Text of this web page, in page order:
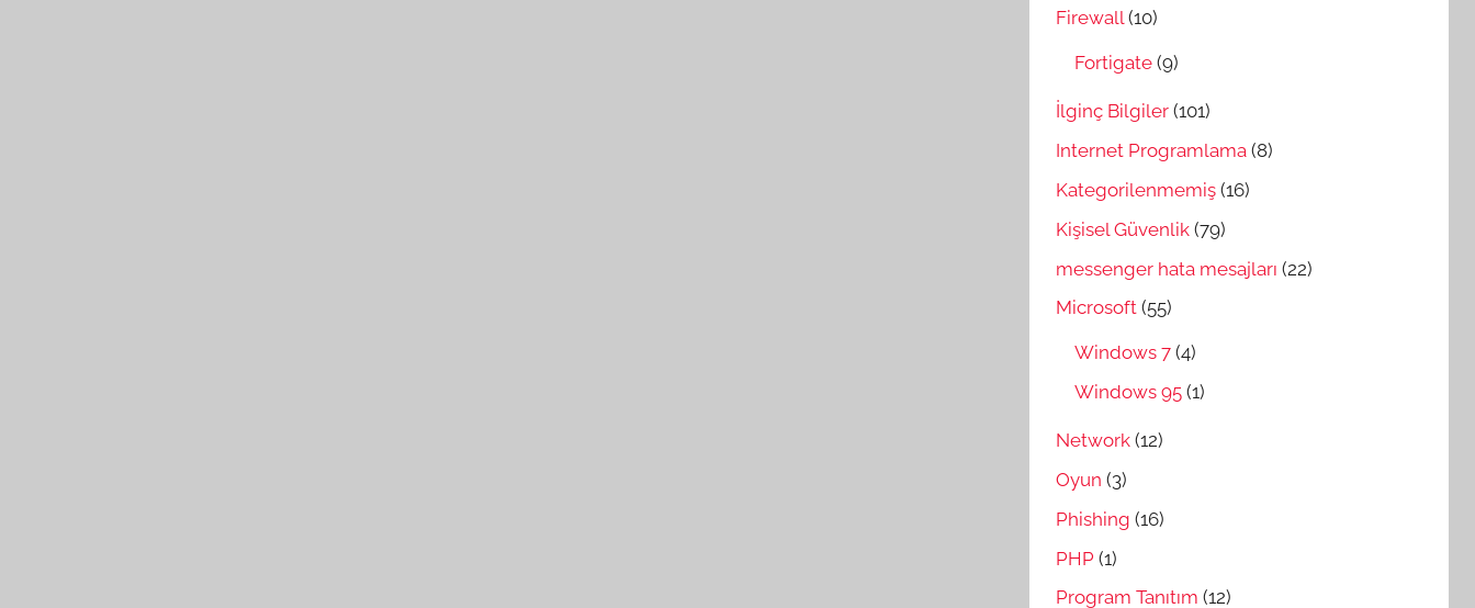
Firewall(10)
Fortigate (9)
İlginç Bilgiler (101)
Internet Programlama (8)
Kategorilenmemiş (16)
Kişisel Güvenlik (79)
messenger hata mesajları (22)
Microsoft (55)
Windows 7 (4)
Windows 95 (1)
Network (12)
Oyun (3)
Phishing (16)
PHP (1)
Program Tanıtım (12)